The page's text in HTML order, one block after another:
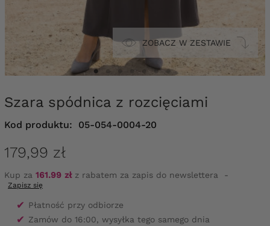
ZOBACZ W ZESTAWIE
Szara spódnica z rozcięciami
Kod produktu: 05-054-0004-20
179,99 zł
Kup za 161.99 złz rabatem za zapis do newslettera -
Zapisz się
✔ Płatność przy odbiorze
✔ Zamów do 16:00, wysyłka tego samego dnia